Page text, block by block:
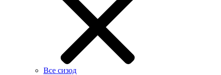
Все сизод